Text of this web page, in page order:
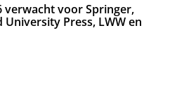
verwacht voor Springer,
Press, LWW en